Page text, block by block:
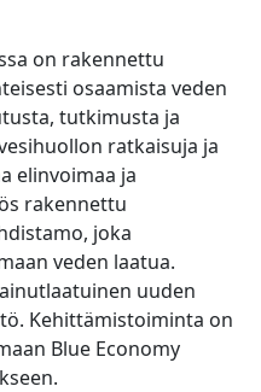
on rakennettu
osaamista veden
tutkimusta ja
ratkaisuja ja
elinvoimaa ja
rakennettu
joka
veden laatua.
uuden
Kehittämistoiminta on
Blue Economy